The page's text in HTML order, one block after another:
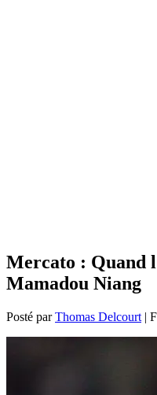
Mercato : Quand
Mamadou Niang
Posté parThomas Delcourt |